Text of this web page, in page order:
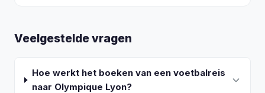
Veelgestelde vragen
Hoe werkt het boeken van een voetbalreis
naar Olympique Lyon?